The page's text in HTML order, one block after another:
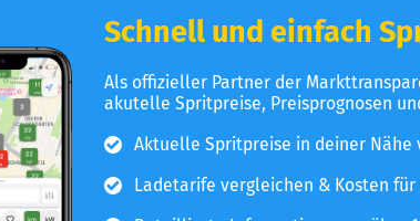
Schnell und einfach
Als offizieller Partner der
akutelle Spritpreise, Preisprognosen
Aktuelle Spritpreise in deiner Nähe
Ladetarife vergleichen & Kosten